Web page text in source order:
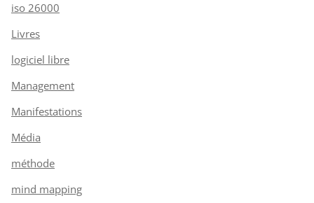
iso 26000
Livres
logiciel libre
Management
Manifestations
Média
méthode
mind mapping